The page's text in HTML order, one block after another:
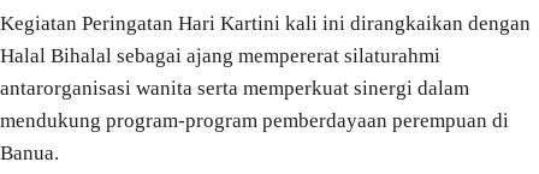
Kegiatan Peringatan Hari Kartini kali ini dirangkaikan dengan
Halal Bihalal sebagai ajang mempererat silaturahmi
antarorganisasi wanita serta memperkuat sinergi dalam
mendukung program-program pemberdayaan perempuan di
Banua.